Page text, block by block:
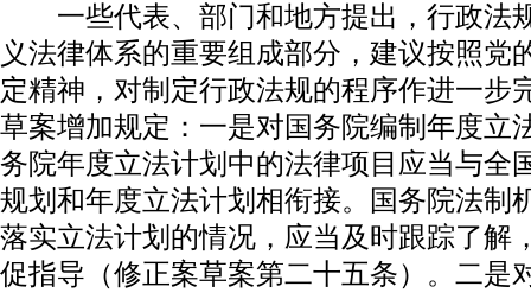
一些代表、部门和地方提出，行政法
义法律体系的重要组成部分，建议按照党
定精神，对制定行政法规的程序作进一步
草案增加规定：一是对国务院编制年度立
务院年度立法计划中的法律项目应当与全
规划和年度立法计划相衔接。国务院法制
落实立法计划的情况，应当及时跟踪了解
促指导（修正案草案第二十五条）。二是